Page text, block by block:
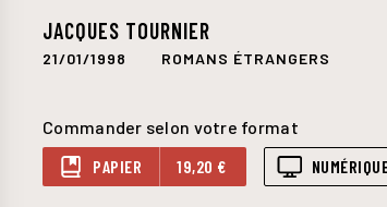
JACQUES TOURNIER
21/01/1998 ROMANS ÉTRANGERS
Commander selon votre format
PAPIER
19,20 €